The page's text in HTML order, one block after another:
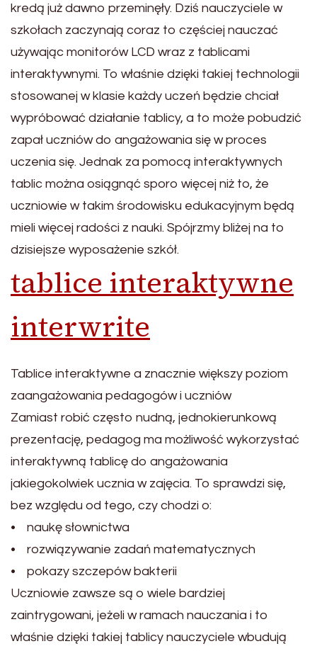
kredą już dawno przeminęły. Dziś nauczyciele w
szkołach zaczynają coraz to częściej nauczać
używając monitorów LCD wraz z tablicami
interaktywnymi. To właśnie dzięki takiej technologii
stosowanej w klasie każdy uczeń będzie chciał
wypróbować działanie tablicy, a to może pobudzić
zapał uczniów do angażowania się w proces
uczenia się. Jednak za pomocą interaktywnych
tablic można osiągnąć sporo więcej niż to, że
uczniowie w takim środowisku edukacyjnym będą
mieli więcej radości z nauki. Spójrzmy bliżej na to
dzisiejsze wyposażenie szkół.
tablice interaktywne
interwrite
Tablice interaktywne a znacznie większy poziom
zaangażowania pedagogów i uczniów
Zamiast robić często nudną, jednokierunkową
prezentację, pedagog ma możliwość wykorzystać
interaktywną tablicę do angażowania
jakiegokolwiek ucznia w zajęcia. To sprawdzi się,
bez względu od tego, czy chodzi o:
• naukę słownictwa
• rozwiązywanie zadań matematycznych
• pokazy szczepów bakterii
Uczniowie zawsze są o wiele bardziej
zaintrygowani, jeżeli w ramach nauczania i to
właśnie dzięki takiej tablicy nauczyciele wbudują